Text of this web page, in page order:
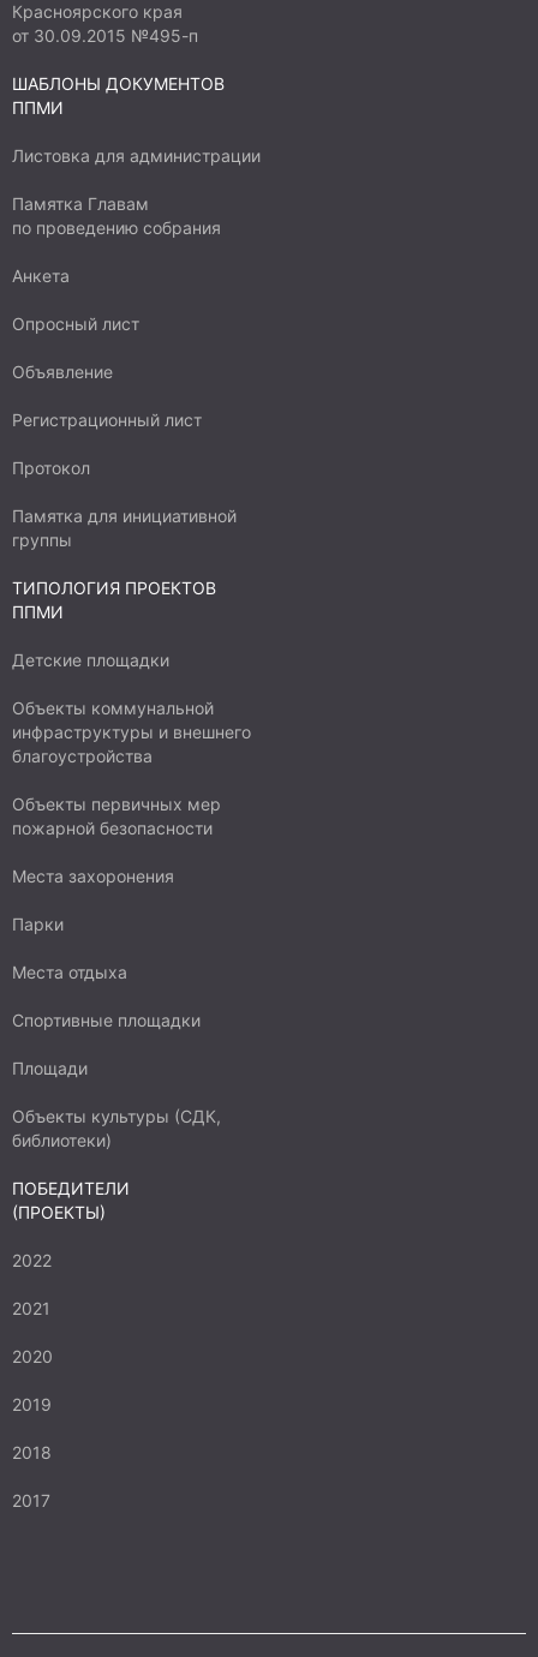
Красноярского края
от 30.09.2015 №495-п
ШАБЛОНЫ ДОКУМЕНТОВ
ППМИ
Листовка для администрации
Памятка Главам
по проведению собрания
Анкета
Опросный лист
Объявление
Регистрационный лист
Протокол
Памятка для инициативной
группы
ТИПОЛОГИЯ ПРОЕКТОВ
ППМИ
Детские площадки
Объекты коммунальной
инфраструктуры и внешнего
благоустройства
Объекты первичных мер
пожарной безопасности
Места захоронения
Парки
Места отдыха
Спортивные площадки
Площади
Объекты культуры (СДК,
библиотеки)
ПОБЕДИТЕЛИ
(ПРОЕКТЫ)
2022
2021
2020
2019
2018
2017